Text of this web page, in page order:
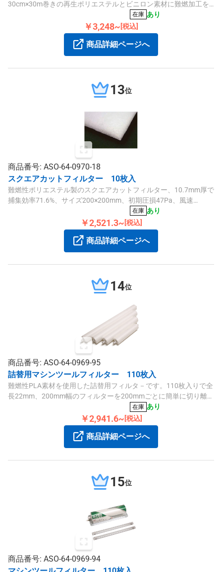
30cm×30m巻きの再生ポリエステルとビニロン素材に難燃加工を
在庫 あり
￥3,248~ [税込]
商品詳細ページへ
13位
商品番号: ASO-64-0970-18
スクエアカットフィルター 10枚入
難燃性ポリエステル製のスクエアカットフィルター、10.7mm厚で
捕集効率71.6%、サイズ200×200mm、初期圧損47Pa、風速
2.5m/s、日本製の一般空調用角型フィルターです。
在庫 あり
￥2,521.3~[税込]
商品詳細ページへ
14位
商品番号: ASO-64-0969-95
詰替用マシンツールフィルター 110枚入
難燃性PLA素材を使用した詰替用フィルタ－です。110枚入りで全
長22mm、200mm幅のフィルターを200mmごとに簡単に切り離せ
在庫 あり
￥2,941.6~ [税込]
商品詳細ページへ
15位
商品番号: ASO-64-0969-94